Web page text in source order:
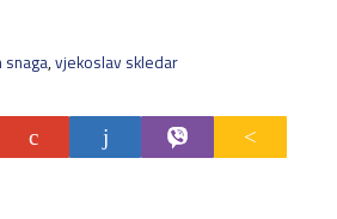
snaga,vjekoslav skledar